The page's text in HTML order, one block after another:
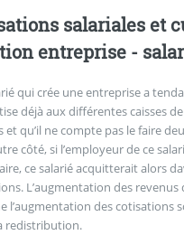
salariales et
entreprise -
qui crée une entreprise a
déjà aux différentes caisses
et qu’il ne compte pas le faire
côté, si l’employeur de ce
ce salarié acquitterait alors
L’augmentation des revenus
l’augmentation des cotisations
redistribution.